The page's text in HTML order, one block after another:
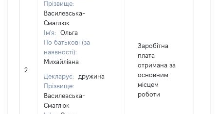
2
Прізвище:
Василевська-
Смаглюк
Ім'я:
Ольга
По батькові (за
наявності):
Михайлівна
Декларує:
дружина
Прізвище:
Василевська-
Смаглюк
Заробітна
плата
отримана за
основним
місцем
роботи